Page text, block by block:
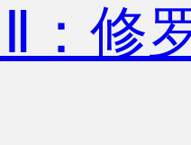
：修